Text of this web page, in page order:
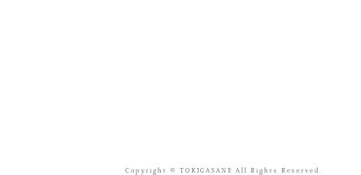
Copyright © TOKIGASANE All Rights Reserved.